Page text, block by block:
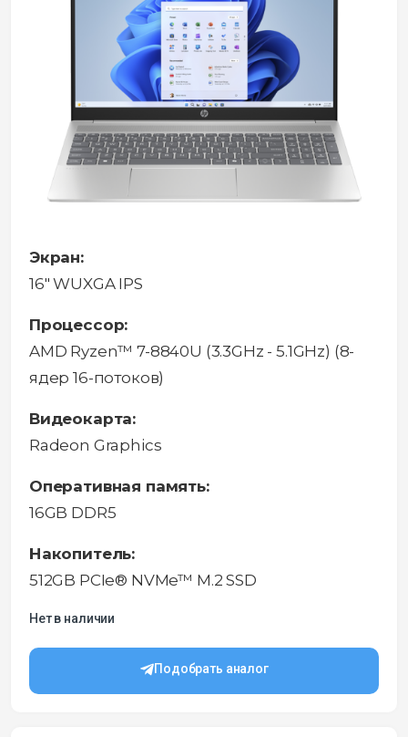
Экран:
16" WUXGA IPS
Процессор:
AMD Ryzen™ 7-8840U (3.3GHz - 5.1GHz) (8-
ядер 16-потоков)
Видеокарта:
Radeon Graphics
Оперативная память:
16GB DDR5
Накопитель:
512GB PCIe® NVMe™ M.2 SSD
Нет в наличии
Подобрать аналог